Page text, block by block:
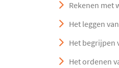
Rekenen met
Het leggen
Het begrijpen
Het ordenen